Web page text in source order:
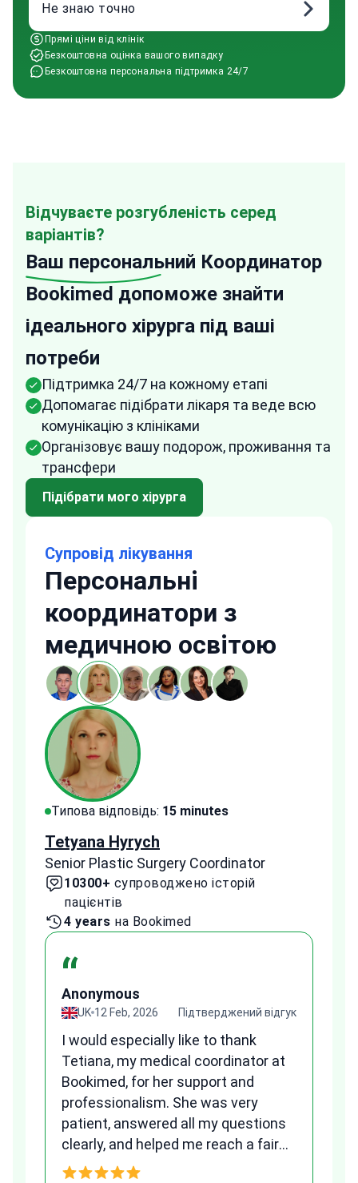
Не знаю точно
Прямі ціни від клінік
Безкоштовна оцінка вашого випадку
Безкоштовна персональна підтримка 24/7
Відчуваєте розгубленість серед
варіантів?
Ваш персональний Координатор
Bookimed допоможе знайти
ідеального хірурга під ваші
потреби
Підтримка 24/7 на кожному етапі
Допомагає підібрати лікаря та веде всю
комунікацію з клініками
Організовує вашу подорож, проживання та
трансфери
Підібрати мого хірурга
Супровід лікування
Персональні
координатори з
медичною освітою
Типова відповідь: 15 minutes
Tetyana Hyrych
Senior Plastic Surgery Coordinator
10300+ супроводжено історій
пацієнтів
4 years на Bookimed
“
Anonymous
UK 12 Feb, 2026 Підтверджений відгук
I would especially like to thank
Tetiana, my medical coordinator at
Bookimed, for her support and
professionalism. She was very
patient, answered all my questions
clearly, and helped me reach a fair
and transparent agreement. Her